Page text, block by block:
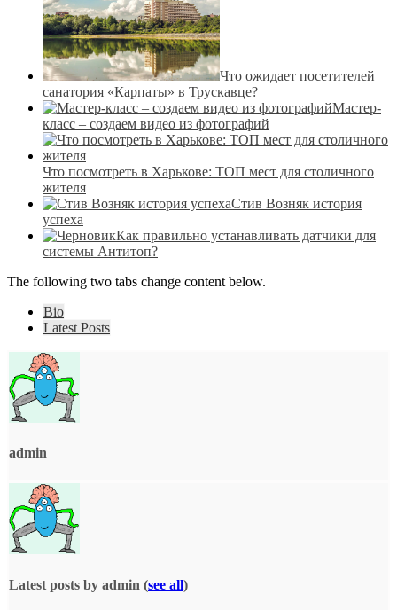
Что ожидает посетителей
санатория «Карпаты» в Трускавце?
Мастер-
класс – создаем видео из фотографий
Что посмотреть в Харькове: ТОП мест для столичного
жителя
Стив Возняк история
успеха
Как правильно устанавливать датчики для
системы Антитоп?
The following two tabs change content below.
Bio
Latest Posts
admin
Latest posts by admin (see all)